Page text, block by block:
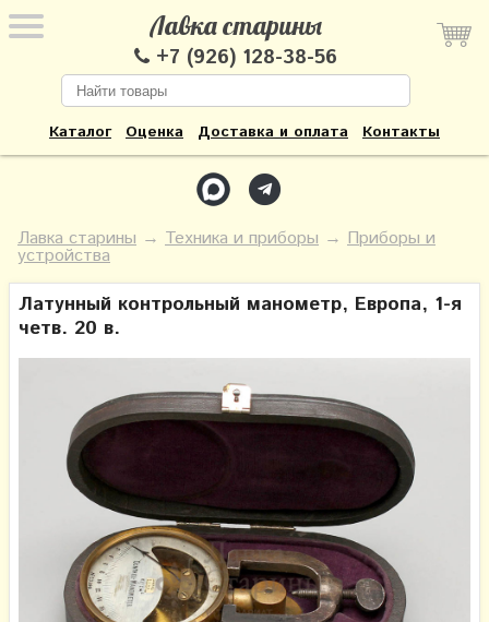
Лавка старины
+7 (926) 128-38-56
Каталог Оценка Доставка и оплата Контакты
Лавка старины → Техника и приборы → Приборы и
устройства
Латунный контрольный манометр, Европа, 1-я
четв. 20 в.